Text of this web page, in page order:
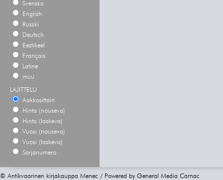
Svenska
English
Russki
Deutsch
Eestikeel
Français
Latine
muu
LAJITTELU
Aakkosittain
Hinta (nouseva)
Hinta (laskeva)
Vuosi (nouseva)
Vuosi (laskeva)
Sarjanumero
© Antikvaarinen kirjakauppa Menec / Powered by General Media Carnac